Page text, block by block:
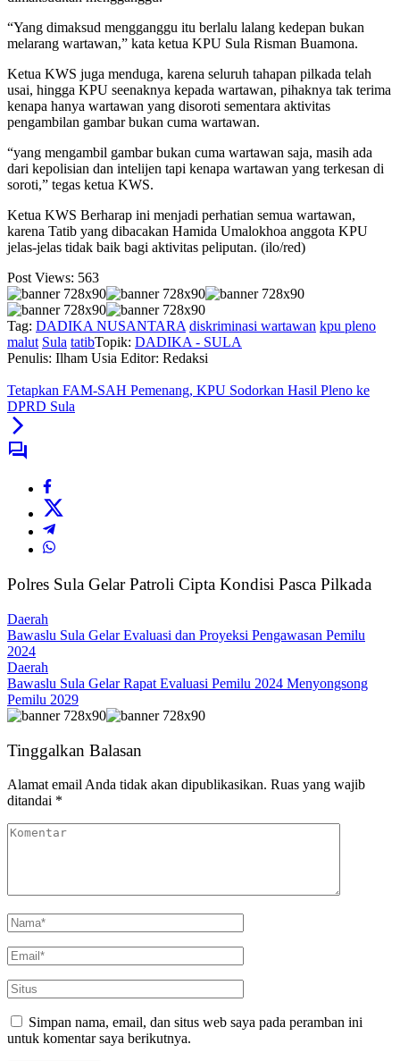
“Yang dimaksud mengganggu itu berlalu lalang kedepan bukan
melarang wartawan,” kata ketua KPU Sula Risman Buamona.
Ketua KWS juga menduga, karena seluruh tahapan pilkada telah
usai, hingga KPU seenaknya kepada wartawan, pihaknya tak terima
kenapa hanya wartawan yang disoroti sementara aktivitas
pengambilan gambar bukan cuma wartawan.
“yang mengambil gambar bukan cuma wartawan saja, masih ada
dari kepolisian dan intelijen tapi kenapa wartawan yang terkesan di
soroti,” tegas ketua KWS.
Ketua KWS Berharap ini menjadi perhatian semua wartawan,
karena Tatib yang dibacakan Hamida Umalokhoa anggota KPU
jelas-jelas tidak baik bagi aktivitas peliputan. (ilo/red)
Post Views: 563
Tag: DADIKA NUSANTARA diskriminasi wartawan kpu pleno
malut Sula tatibTopik: DADIKA - SULA
Penulis: Ilham Usia Editor: Redaksi
Tetapkan FAM-SAH Pemenang, KPU Sodorkan Hasil Pleno ke
DPRD Sula
Polres Sula Gelar Patroli Cipta Kondisi Pasca Pilkada
Daerah
Bawaslu Sula Gelar Evaluasi dan Proyeksi Pengawasan Pemilu
2024
Daerah
Bawaslu Sula Gelar Rapat Evaluasi Pemilu 2024 Menyongsong
Pemilu 2029
Tinggalkan Balasan
Alamat email Anda tidak akan dipublikasikan. Ruas yang wajib
ditandai *
Simpan nama, email, dan situs web saya pada peramban ini
untuk komentar saya berikutnya.